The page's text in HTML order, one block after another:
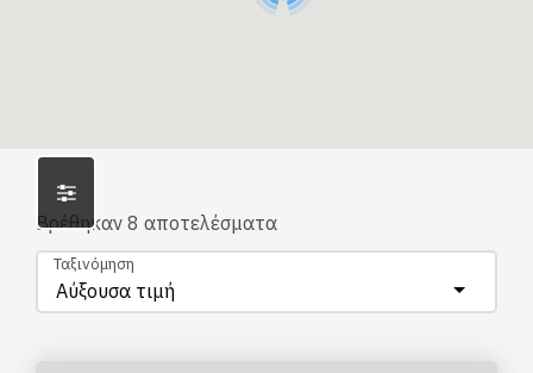
Βρέθηκαν 8 αποτελέσματα
Αύξουσα τιμή
Ταξινόμηση